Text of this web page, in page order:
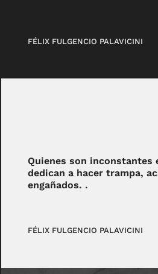
FÉLIX FULGENCIO PALAVICINI
Quienes son inconstantes
dedican a hacer trampa,
engañados. .
FÉLIX FULGENCIO PALAVICINI